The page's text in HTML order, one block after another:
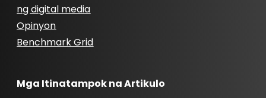
ng digital media
Opinyon
Benchmark Grid
Mga Itinatampok na Artikulo